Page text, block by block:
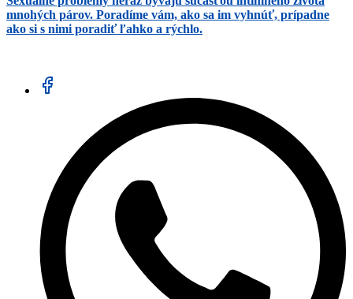
mnohých párov. Poradíme vám, ako sa im vyhnúť, prípadne
ako si s nimi poradiť ľahko a rýchlo.